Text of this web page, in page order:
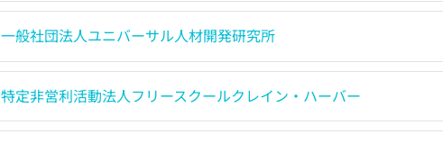
一般社団法人ユニバーサル人材開発研究所
特定非営利活動法人フリースクールクレイン・ハーバー